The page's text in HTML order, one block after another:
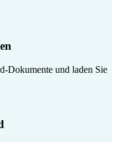
Dokumente und laden Sie